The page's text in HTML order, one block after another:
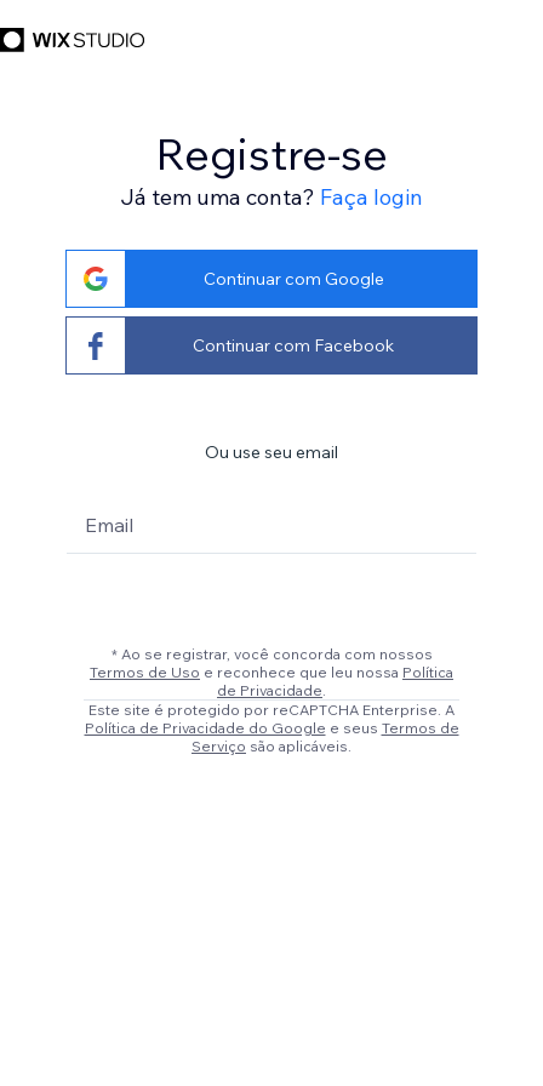
Registre-se
Já tem uma conta? Faça login
Continuar com Google
Continuar com Facebook
Ou use seu email
Email
* Ao se registrar, você concorda com nossos
Termos de Uso e reconhece que leu nossa Política
de Privacidade.
Este site é protegido por reCAPTCHA Enterprise. A
Política de Privacidade do Google e seus Termos de
Serviço são aplicáveis.